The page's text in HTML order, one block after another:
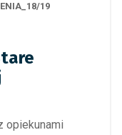
19
opiekunami